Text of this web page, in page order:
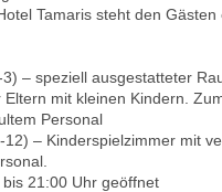
Tamaris steht den
– speziell ausgestatteter
Eltern mit kleinen Kindern.
Personal
12) – Kinderspielzimmer mit
21:00 Uhr geöffnet